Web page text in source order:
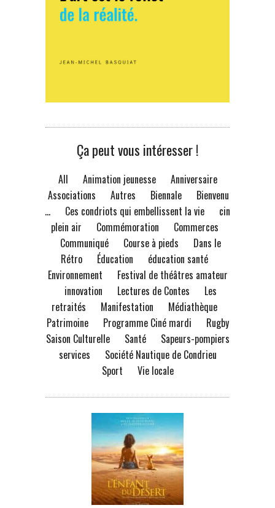
Ça peut vous intéresser !
All Animation jeunesse
Anniversaire
Associations
Autres Biennale
Bienvenue
à...
Ces condriots qui embellissent la vie
ciné
plein air
Commémoration
Commerces
Communiqué
Course à pieds
Dans le
Rétro
Éducation
éducation santé
Environnement
Festival de théâtres amateur
innovation
Lectures de Contes
Les
retraités
Manifestation
Médiathèque
Patrimoine
Programme Ciné mardi
Rugby
Saison Culturelle
Santé
Sapeurs-pompiers
services
Société Nautique de Condrieu
Sport
Vie locale